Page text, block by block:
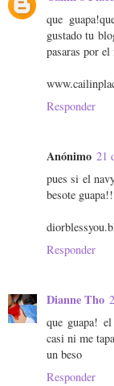
que
gustado tu
pasaras por
Responder
Anónimo 21
pues si el
besote guapa!!
Responder
Dianne Tho
que guapa!
casi ni me
un beso
Responder